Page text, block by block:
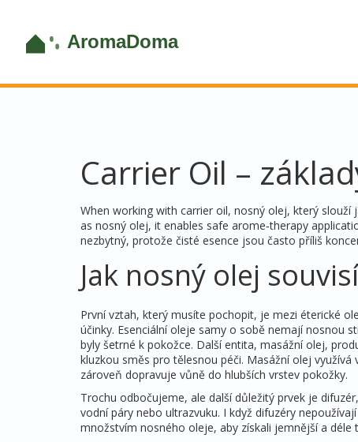
Carrier Oil –
When working with carrier oil, nosný olej, který slouží
as nosný olej, it enables safe arome‑therapy
nezbytný, protože čisté esence jsou často příliš
Jak nosný olej
První vztah, který musíte pochopit, je mezi éterické
účinky. Esenciální oleje samy o sobě nemají nosnou
byly šetrné k pokožce. Další entita, masážní olej,
kluzkou směs pro tělesnou péči. Masážní olej
zároveň dopravuje vůně do hlubších vrstev pokožky.
Trochu odbočujeme, ale další důležitý prvek je difuzér,
vodní páry nebo ultrazvuku. I když difuzéry
množstvím nosného oleje, aby získali jemnější a déle